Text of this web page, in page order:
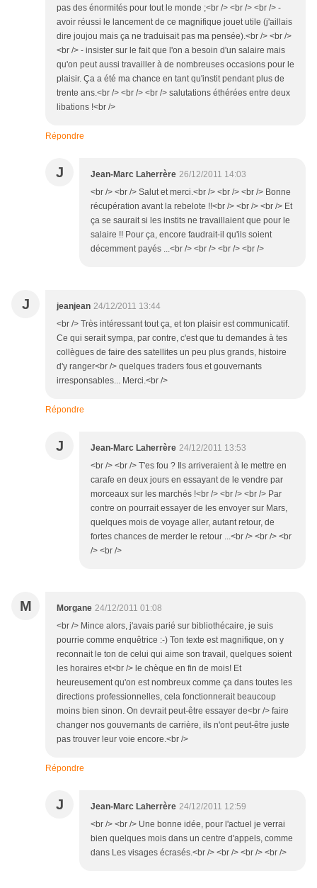
pas des énormités pour tout le monde ;<br /> <br /> <br /> -
avoir réussi le lancement de ce magnifique jouet utile (j'aillais
dire joujou mais ça ne traduisait pas ma pensée).<br /> <br />
<br /> - insister sur le fait que l'on a besoin d'un salaire mais
qu'on peut aussi travailler à de nombreuses occasions pour le
plaisir. Ça a été ma chance en tant qu'instit pendant plus de
trente ans.<br /> <br /> <br /> salutations éthérées entre deux
libations !<br />
Répondre
J Jean-Marc Laherrère 26/12/2011 14:03
<br /> <br /> Salut et merci.<br /> <br /> <br /> Bonne
récupération avant la rebelote !!<br /> <br /> <br /> Et
ça se saurait si les instits ne travaillaient que pour le
salaire !! Pour ça, encore faudrait-il qu'ils soient
décemment payés ...<br /> <br /> <br /> <br />
J jeanjean 24/12/2011 13:44
<br /> Très intéressant tout ça, et ton plaisir est communicatif.
Ce qui serait sympa, par contre, c'est que tu demandes à tes
collègues de faire des satellites un peu plus grands, histoire
d'y ranger<br /> quelques traders fous et gouvernants
irresponsables... Merci.<br />
Répondre
J Jean-Marc Laherrère 24/12/2011 13:53
<br /> <br /> T'es fou ? Ils arriveraient à le mettre en
carafe en deux jours en essayant de le vendre par
morceaux sur les marchés !<br /> <br /> <br /> Par
contre on pourrait essayer de les envoyer sur Mars,
quelques mois de voyage aller, autant retour, de
fortes chances de merder le retour ...<br /> <br /> <br
/> <br />
M Morgane 24/12/2011 01:08
<br /> Mince alors, j'avais parié sur bibliothécaire, je suis
pourrie comme enquêtrice :-) Ton texte est magnifique, on y
reconnait le ton de celui qui aime son travail, quelques soient
les horaires et<br /> le chèque en fin de mois! Et
heureusement qu'on est nombreux comme ça dans toutes les
directions professionnelles, cela fonctionnerait beaucoup
moins bien sinon. On devrait peut-être essayer de<br /> faire
changer nos gouvernants de carrière, ils n'ont peut-être juste
pas trouver leur voie encore.<br />
Répondre
J Jean-Marc Laherrère 24/12/2011 12:59
<br /> <br /> Une bonne idée, pour l'actuel je verrai
bien quelques mois dans un centre d'appels, comme
dans Les visages écrasés.<br /> <br /> <br /> <br />